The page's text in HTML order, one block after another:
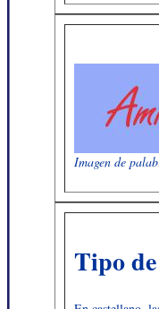
Imagen de
Tipo